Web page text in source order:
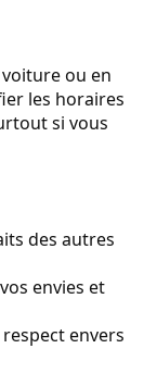
ou en
les horaires
si vous
des autres
envies et
envers